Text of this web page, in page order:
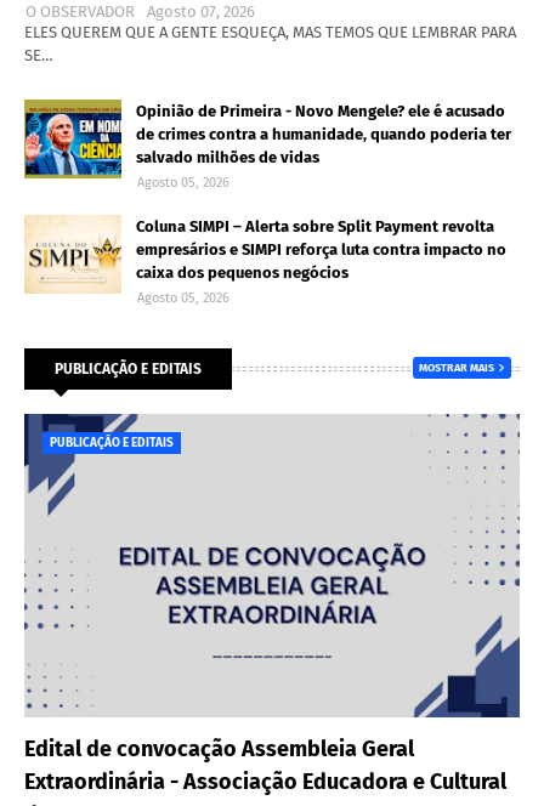
O OBSERVADOR
Agosto 07, 2026
ELES QUEREM QUE A GENTE ESQUEÇA, MAS TEMOS QUE LEMBRAR PARA
SE…
Opinião de Primeira - Novo Mengele? ele é acusado
de crimes contra a humanidade, quando poderia ter
salvado milhões de vidas
Agosto 05, 2026
Coluna SIMPI – Alerta sobre Split Payment revolta
empresários e SIMPI reforça luta contra impacto no
caixa dos pequenos negócios
Agosto 05, 2026
PUBLICAÇÃO E EDITAIS MOSTRAR MAIS
PUBLICAÇÃO E EDITAIS
Edital de convocação Assembleia Geral
Extraordinária - Associação Educadora e Cultural